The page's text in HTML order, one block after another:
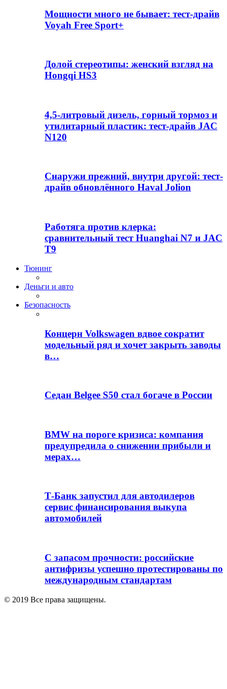
Мощности много не бывает: тест-драйв
Voyah Free Sport+
Долой стереотипы: женский взгляд на
Hongqi HS3
4,5-литровый дизель, горный тормоз и
утилитарный пластик: тест-драйв JAC
N120
Снаружи прежний, внутри другой: тест-
драйв обновлённого Haval Jolion
Работяга против клерка:
сравнительный тест Huanghai N7 и JAC
T9
Тюнинг
Деньги и авто
Безопасность
Концерн Volkswagen вдвое сократит
модельный ряд и хочет закрыть заводы
в…
Седан Belgee S50 стал богаче в России
BMW на пороге кризиса: компания
предупредила о снижении прибыли и
мерах…
Т-Банк запустил для автодилеров
сервис финансирования выкупа
автомобилей
С запасом прочности: российские
антифризы успешно протестированы по
международным стандартам
© 2019 Все права защищены.